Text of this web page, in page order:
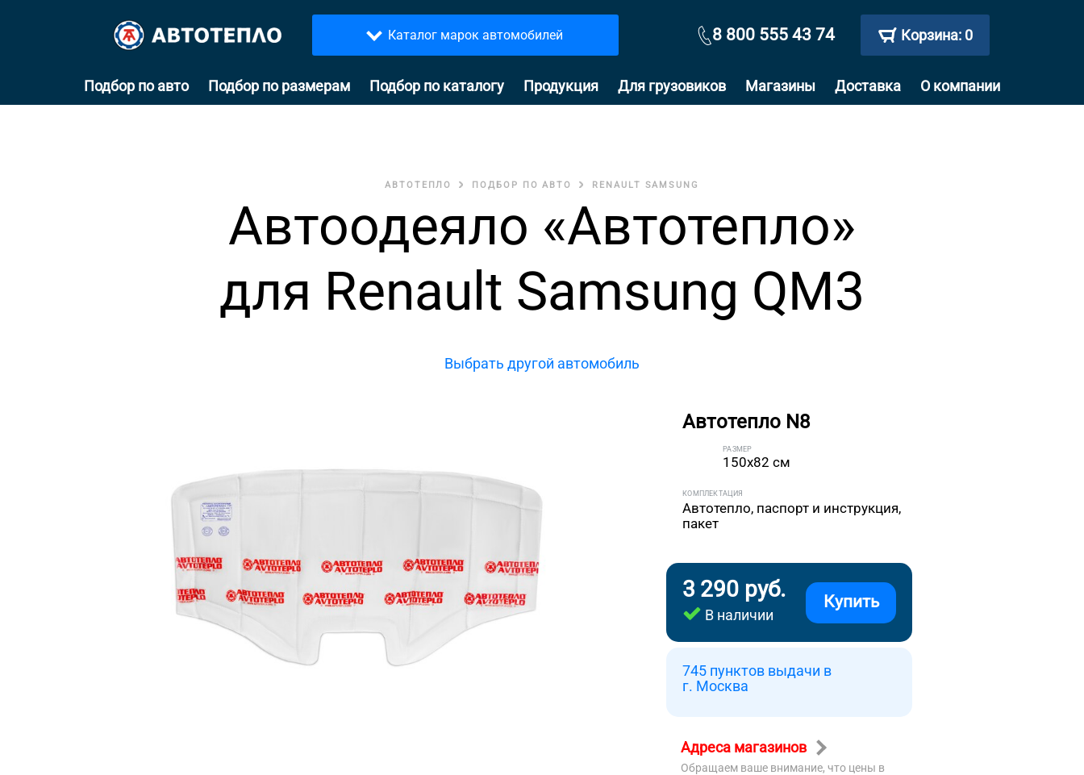
Каталог марок автомобилей 8 800 555 43 74 Корзина: 0
Подбор по авто Подбор по размерам Подбор по каталогу Продукция Для грузовиков Магазины Доставка О компании
АВТОТЕПЛО ПОДБОР ПО АВТО RENAULT SAMSUNG
Автоодеяло «Автотепло»
для Renault Samsung QM3
Выбрать другой автомобиль
Автотепло N8
РАЗМЕР
150x82 см
КОМПЛЕКТАЦИЯ
Автотепло, паспорт и инструкция,
пакет
3 290 руб.
В наличии
Купить
745 пунктов выдачи в
г. Москва
Адреса магазинов
Обращаем ваше внимание, что цены в